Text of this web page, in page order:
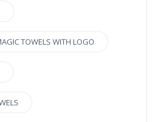
TOWELS WITH LOGO